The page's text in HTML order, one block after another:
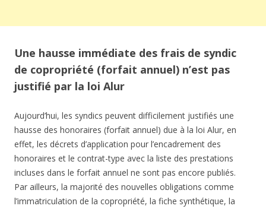
Une hausse immédiate des frais de syndic
de copropriété (forfait annuel) n’est pas
justifié par la loi Alur
Aujourd’hui, les syndics peuvent difficilement justifiés une
hausse des honoraires (forfait annuel) due à la loi Alur, en
effet, les décrets d’application pour l’encadrement des
honoraires et le contrat-type avec la liste des prestations
incluses dans le forfait annuel ne sont pas encore publiés.
Par ailleurs, la majorité des nouvelles obligations comme
l’immatriculation de la copropriété, la fiche synthétique, la